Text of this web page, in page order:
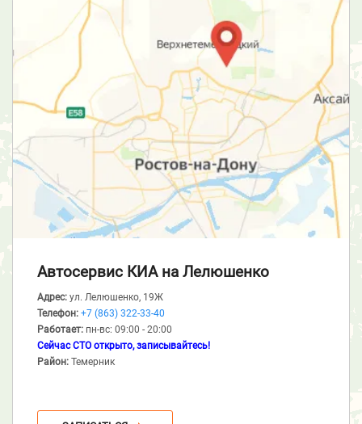
Автосервис КИА на Лелюшенко
Адрес: ул. Лелюшенко, 19Ж
Телефон: +7 (863) 322-33-40
Работает: пн-вс: 09:00 - 20:00
Сейчас СТО открыто, записывайтесь!
Район: Темерник